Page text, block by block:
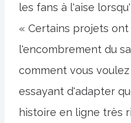
les fans à l'aise
« Certains projets
l'encombrement du
comment vous
essayant d'adapter
histoire en ligne très